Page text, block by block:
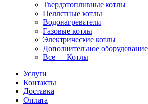
Твердотопливные котлы
Пеллетные котлы
Водонагреватели
Газовые котлы
Электрические котлы
Дополнительное оборудование
Все — Котлы
Услуги
Контакты
Доставка
Оплата